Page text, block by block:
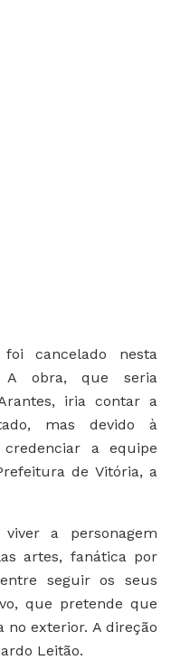
cancelado nesta
A obra, que seria
iria contar a
mas devido à
a equipe
de Vitória, a
a personagem
artes, fanática por
seguir os seus
que pretende que
exterior. A direção
Leitão.